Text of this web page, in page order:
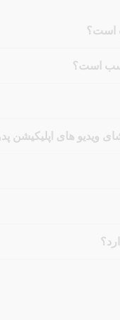
است؟
است؟
ویدیو های اپلیکیشن